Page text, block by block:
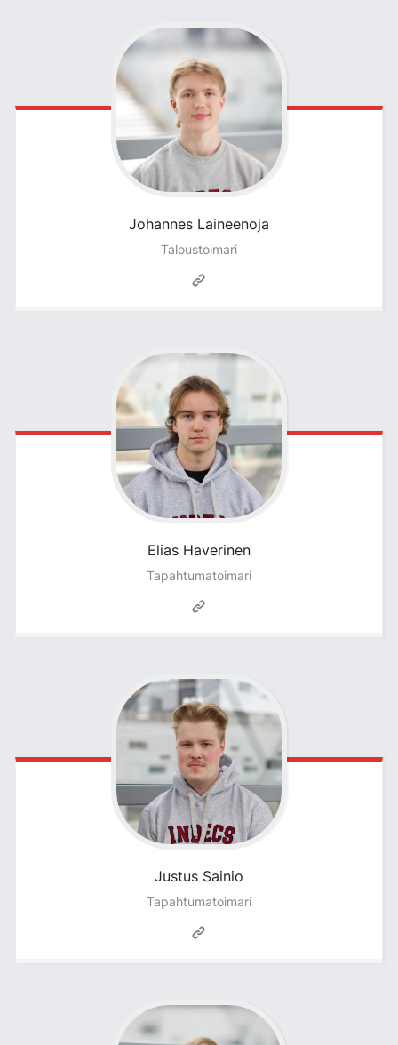
Johannes Laineenoja
Taloustoimari
Elias Haverinen
Tapahtumatoimari
Justus Sainio
Tapahtumatoimari